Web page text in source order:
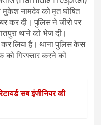
नामदेव को मृत घोषित
कर दी। पुलिस ने जीरो पर
थाने को भेज दी।
लिया है। थाना पुलिस केस
को गिरफ्तार करने की
सब इंजीनियर की